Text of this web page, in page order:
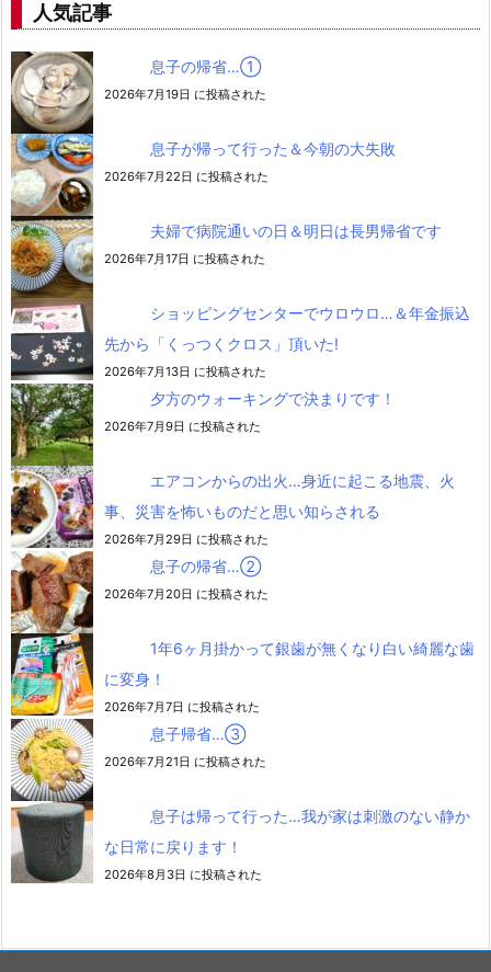
人気記事
息子の帰省…➀
2026年7月19日 に投稿された
息子が帰って行った＆今朝の大失敗
2026年7月22日 に投稿された
夫婦で病院通いの日＆明日は長男帰省です
2026年7月17日 に投稿された
ショッピングセンターでウロウロ…＆年金振込
先から「くっつくクロス」頂いた!
2026年7月13日 に投稿された
夕方のウォーキングで決まりです！
2026年7月9日 に投稿された
エアコンからの出火…身近に起こる地震、火
事、災害を怖いものだと思い知らされる
2026年7月29日 に投稿された
息子の帰省…②
2026年7月20日 に投稿された
1年6ヶ月掛かって銀歯が無くなり白い綺麗な歯
に変身！
2026年7月7日 に投稿された
息子帰省…③
2026年7月21日 に投稿された
息子は帰って行った…我が家は刺激のない静か
な日常に戻ります！
2026年8月3日 に投稿された